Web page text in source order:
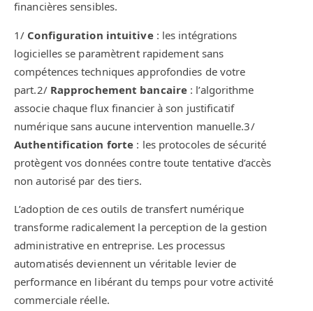
financières sensibles.
1/ Configuration intuitive: les intégrations
logicielles se paramètrent rapidement sans
compétences techniques approfondies de votre
part.2/ Rapprochement bancaire : l’algorithme
associe chaque flux financier à son justificatif
numérique sans aucune intervention manuelle.3/
Authentification forte : les protocoles de sécurité
protègent vos données contre toute tentative d’accès
non autorisé par des tiers.
L’adoption de ces outils de transfert numérique
transforme radicalement la perception de la gestion
administrative en entreprise. Les processus
automatisés deviennent un véritable levier de
performance en libérant du temps pour votre activité
commerciale réelle.